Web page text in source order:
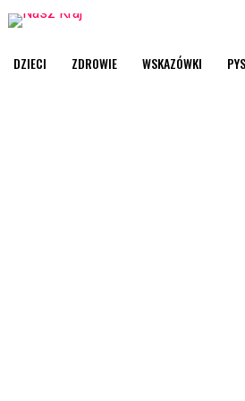
DZIECI ZDROWIE WSKAZÓWKI